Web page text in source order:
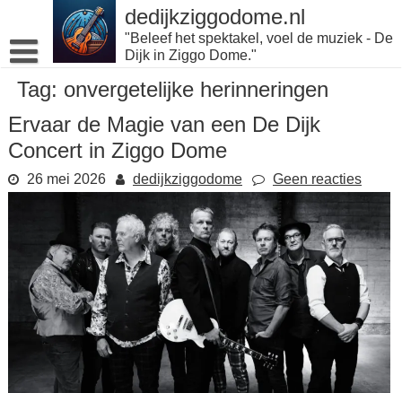
inhoud
gaan
dedijkziggodome.nl
"Beleef het spektakel, voel de muziek - De
Dijk in Ziggo Dome."
Tag: onvergetelijke herinneringen
Ervaar de Magie van een De Dijk
Concert in Ziggo Dome
26 mei 2026 dedijkziggodome Geen reacties